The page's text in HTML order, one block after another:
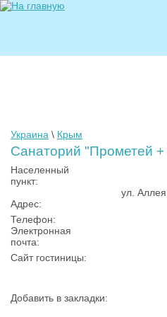
Украина \ Крым
Санаторий "Прометей
Населенный
пункт:
Адрес:
ул.
Телефон:
Электронная
почта:
Сайт гостиницы:
Добавить в закладки: